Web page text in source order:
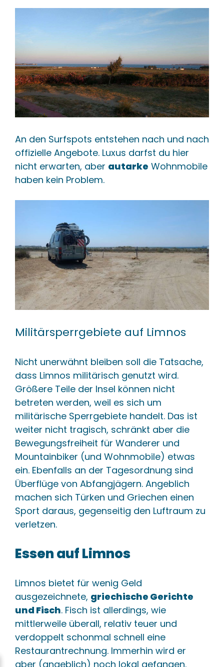
An den Surfspots entstehen nach und nach
offizielle Angebote. Luxus darfst du hier
nicht erwarten, aber autarke Wohnmobile
haben kein Problem.
Militärsperrgebiete auf Limnos
Nicht unerwähnt bleiben soll die Tatsache,
dass Limnos militärisch genutzt wird.
Größere Teile der Insel können nicht
betreten werden, weil es sich um
militärische Sperrgebiete handelt. Das ist
weiter nicht tragisch, schränkt aber die
Bewegungsfreiheit für Wanderer und
Mountainbiker (und Wohnmobile) etwas
ein. Ebenfalls an der Tagesordnung sind
Überflüge von Abfangjägern. Angeblich
machen sich Türken und Griechen einen
Sport daraus, gegenseitig den Luftraum zu
verletzen.
Essen auf Limnos
Limnos bietet für wenig Geld
ausgezeichnete, griechische Gerichte
und Fisch. Fisch ist allerdings, wie
mittlerweile überall, relativ teuer und
verdoppelt schonmal schnell eine
Restaurantrechnung. Immerhin wird er
aber (angeblich) noch lokal gefangen.